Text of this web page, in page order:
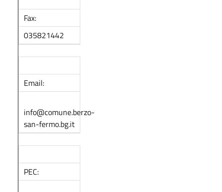
Fax:
035821442
Email:
info@comune.berzo-
san-fermo.bg.it
PEC: